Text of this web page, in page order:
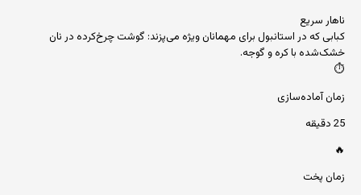
ناهار سریع
کبابی که در استانبول برای مهمانان ویژه می‌پزند: گوشت چرخ‌کرده در نان
خشک‌شده با کره و گوجه.
⏱️
زمان آماده‌سازی
25 دقیقه
🔥
زمان پخت